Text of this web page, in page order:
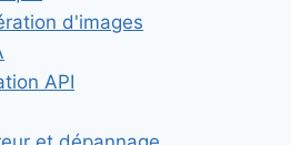
d'images
API